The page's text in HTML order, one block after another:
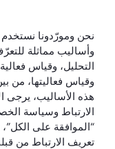
لنبقَ على تواصل
نحن ومورّدونا نستخدم
وأساليب مماثلة
التحليل، وقياس
وقياس فعاليتها، من
هذه الأساليب، يرجى
الارتباط وسياسة
“الموافقة على
تعريف الارتباط من